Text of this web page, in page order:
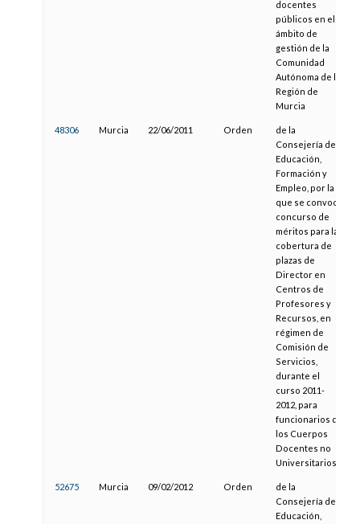
docentes
públicos en el
ámbito de
gestión de la
Comunidad
Autónoma de la
Región de
Murcia
48306 Murcia 22/06/2011 Orden
de la
Consejería de
Educación,
Formación y
Empleo, por la
que se convoca
concurso de
méritos para la
cobertura de
plazas de
Director en
Centros de
Profesores y
Recursos, en
régimen de
Comisión de
Servicios,
durante el
curso 2011-
2012, para
funcionarios de
los Cuerpos
Docentes no
Universitarios
52675 Murcia 09/02/2012 Orden
de la
Consejería de
Educación,